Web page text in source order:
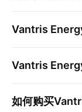
Vantris
Vantris
如何购买